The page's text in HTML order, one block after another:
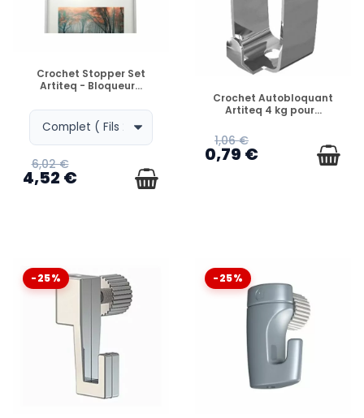
EN STOCK
Crochet Stopper Set
Artiteq - Bloqueur...
6,02 €
4,52 €
Crochet Autobloquant
Artiteq 4 kg pour...
1,06 €
0,79 €
-25% -25%